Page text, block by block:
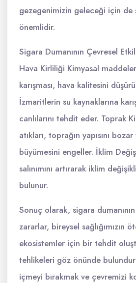
gezegenimizin geleceği için de
önemlidir.
Sigara Dumanının Çevresel
Hava Kirliliği Kimyasal
karışması, hava kalitesini
İzmaritlerin su kaynaklarına
canlılarını tehdit eder. Toprak
atıkları, toprağın yapısını
büyümesini engeller. İklim
salınımını artırarak iklim
bulunur.
Sonuç olarak, sigara
zararlar, bireysel sağlığımızın
ekosistemler için bir tehdit
tehlikeleri göz önünde
içmeyi bırakmak ve çevremizi